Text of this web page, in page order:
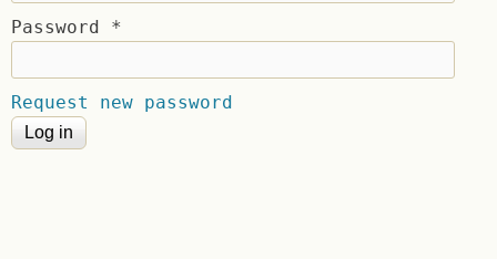
Password *
Request new password